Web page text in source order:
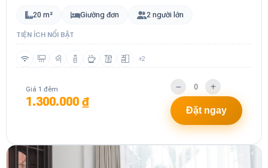
20 m² Giường đơn 2 người lớn
TIỆN ÍCH NỔI BẬT
+2
Giá 1 đêm
1.300.000 ₫
Đặt ngay